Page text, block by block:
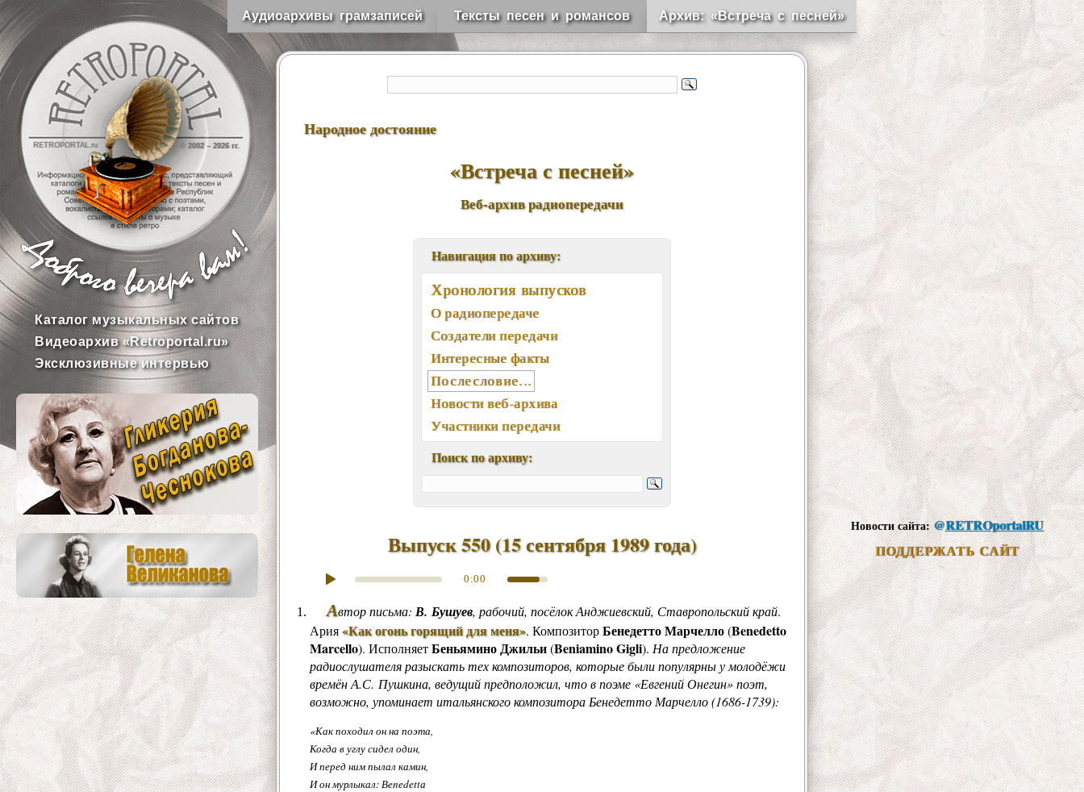
Аудиоархивы грамзаписей Тексты песен и романсов Архив: «Встреча с песней»
RETROPORTAL.ru © 2002 – 2026 гг.
Каталог музыкальных сайтов
Видеоархив «Retroportal.ru»
Эксклюзивные интервью
Народное достояние
«Встреча с песней»
Веб-архив радиопередачи
Навигация по архиву:
Хронология выпусков
О радиопередаче
Создатели передачи
Интересные факты
Послесловие...
Новости веб-архива
Участники передачи
Статьи, интервью, книги
Мелодии экрана и сцены
Памятные даты августа
Песни, мелодии
Вокалисты
Композиторы
Поэты
Музыканты
Ансамбли, оркестры, хоры
Другие работы В.В.Татарского
Поиск по архиву:
Выпуск 550 (15 сентября 1989 года)
0:00
Автор письма: В. Бушуев, рабочий, посёлок Анджиевский, Ставропольский край.
Ария«Как огонь горящий для меня». КомпозиторБенедетто Марчелло(Benedetto
Marcello). ИсполняетБеньямино Джильи(Beniamino Gigli). На предложение
радиослушателя разыскать тех композиторов, которые были популярны у молодёжи
времён А.С. Пушкина, ведущий предположил, что в поэме «Евгений Онегин» поэт,
возможно, упоминает итальянского композитора Бенедетто Марчелло (1686-1739):
«Как походил он на поэта,
Когда в углу сидел один,
И перед ним пылал камин,
И он мурлыкал: Веnеdеttа
Новости сайта:@RETROportalRU
ПОДДЕРЖАТЬ САЙТ